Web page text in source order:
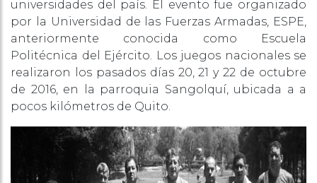
universidades del país. El evento fue organizado
por la Universidad de las Fuerzas Armadas, ESPE,
anteriormente conocida como Escuela
Politécnica del Ejército. Los juegos nacionales se
realizaron los pasados días 20, 21 y 22 de octubre
de 2016, en la parroquia Sangolquí, ubicada a a
pocos kilómetros de Quito.